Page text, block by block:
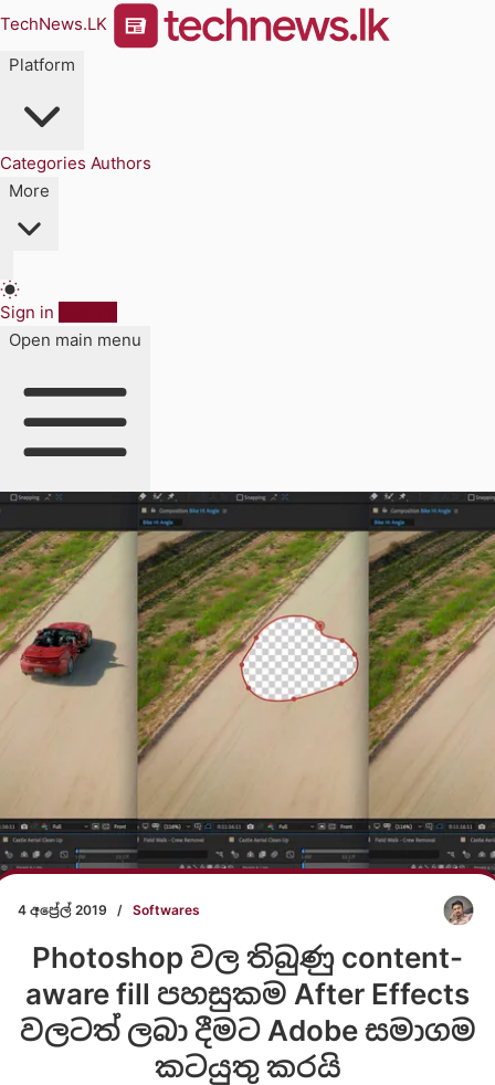
TechNews.LK
Platform
Categories Authors
More
Sign in
Open main menu
4 අප්‍රේල් 2019 / Softwares
Photoshop වල තිබුණු content-
aware fill පහසුකම After Effects
වලටත් ලබා දීමට Adobe සමාගම
කටයුතු කරයි